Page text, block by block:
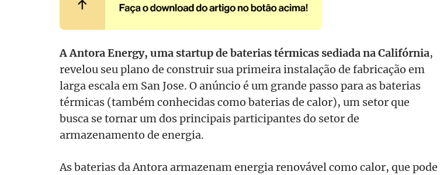
A Antora Energy, uma startup de baterias térmicas sediada na Califórnia,
revelou seu plano de construir sua primeira instalação de fabricação em
larga escala em San Jose. O anúncio é um grande passo para as baterias
térmicas (também conhecidas como baterias de calor), um setor que
busca se tornar um dos principais participantes do setor de
armazenamento de energia.
As baterias da Antora armazenam energia renovável como calor, que pode